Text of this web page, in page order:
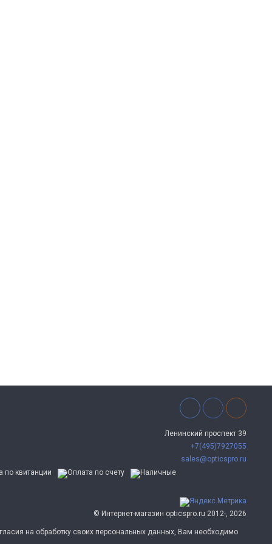
Ленинский проспект 39
+7(495)7927055
sales@opticspro.ru
© Интернет-магазин opticspro.ru 2012-, 2026
на обработку своих персональных данных, Вам необходимо